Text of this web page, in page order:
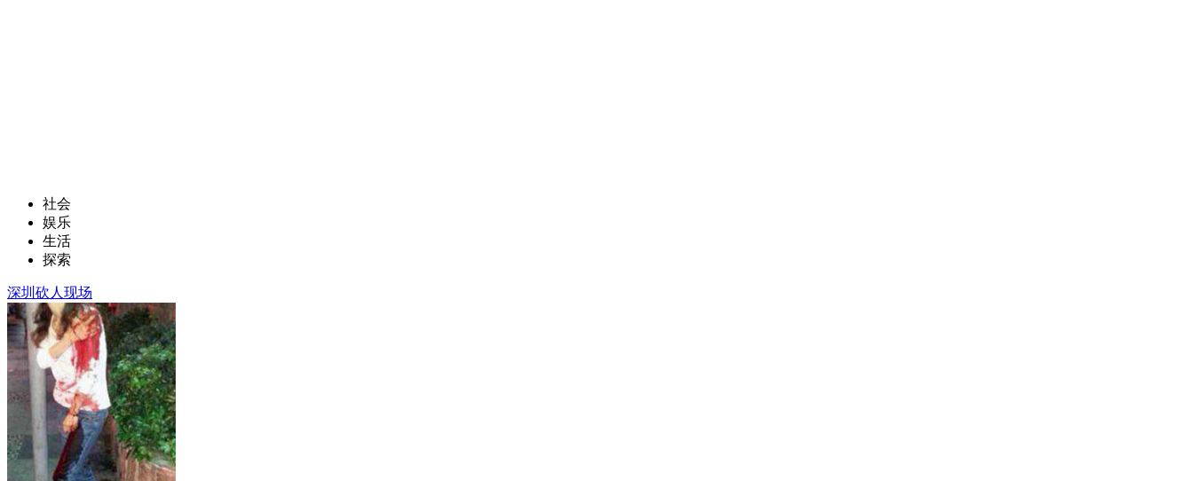
社会
娱乐
生活
探索
深圳砍人现场